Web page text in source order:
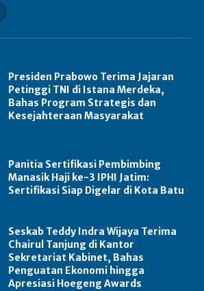
Presiden Prabowo Terima Jajaran
Petinggi TNI di Istana Merdeka,
Bahas Program Strategis dan
Kesejahteraan Masyarakat
Panitia Sertifikasi Pembimbing
Manasik Haji ke-3 IPHI Jatim:
Sertifikasi Siap Digelar di Kota Batu
Seskab Teddy Indra Wijaya Terima
Chairul Tanjung di Kantor
Sekretariat Kabinet, Bahas
Penguatan Ekonomi hingga
Apresiasi Hoegeng Awards